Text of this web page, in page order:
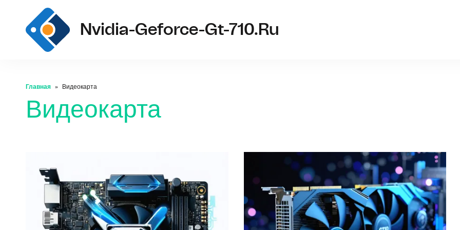
Nvidia-Geforce-Gt-710.ru
Главная Видеокарта
Видеокарта
Что